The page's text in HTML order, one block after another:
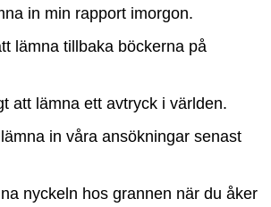
in min rapport imorgon.
lämna tillbaka böckerna på
att lämna ett avtryck i världen.
in våra ansökningar senast
nyckeln hos grannen när du åker